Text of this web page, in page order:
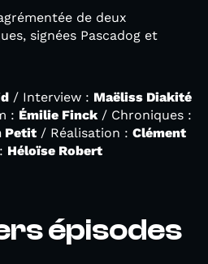
de deux
signées Pascadog et
/ Interview : Maëliss Diakité
: Émilie Finck/ Chroniques :
Petit / Réalisation : Clément
Héloïse Robert
épisodes